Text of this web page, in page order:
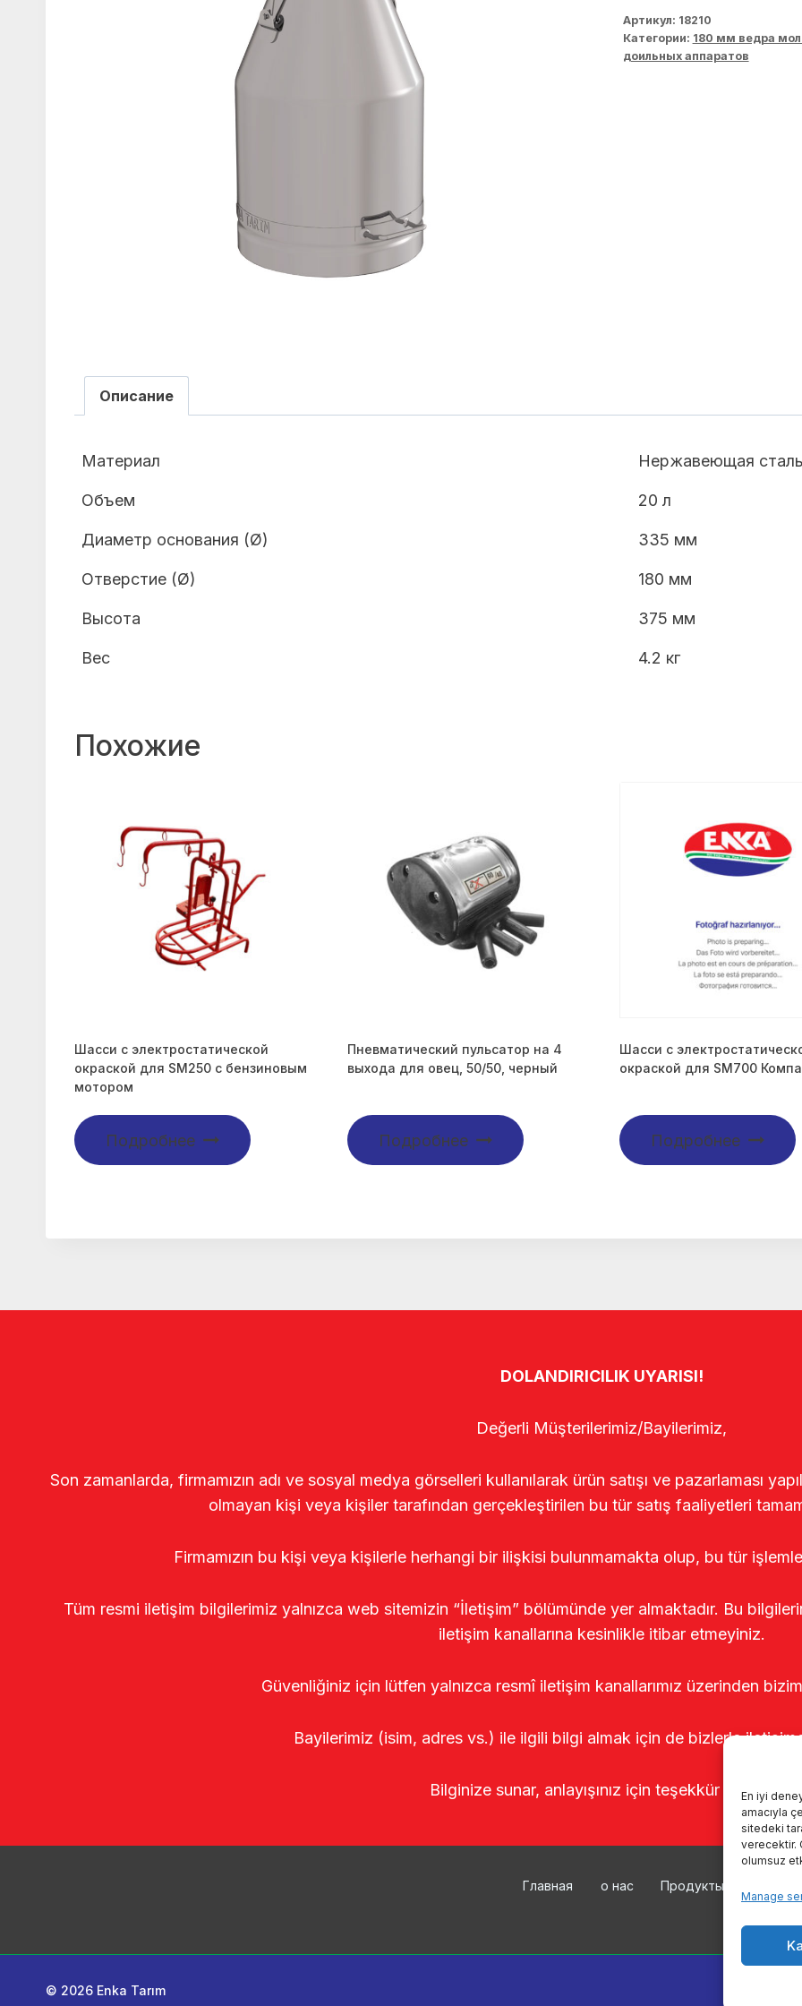
En iyi
amacıyla
sitedeki
verecektir.
olumsuz
Manage
Артикул: 18210
Категории: 180 мм ведра
доильных аппаратов
Описание
Материал Нержавеющая
Объем 20 л
Диаметр основания (Ø) 335 мм
Отверстие (Ø) 180 мм
Высота 375 мм
Вес 4.2 кг
Похожие
Шасси с электростатической
окраской для SM250 с бензиновым
мотором
Подробнее
Пневматический пульсатор на 4
выхода для овец, 50/50, черный
Подробнее
Шасси с
окраской для SM700
Подробнее
DOLANDIRICILIK UYARISI!
Değerli Müşterilerimiz/Bayilerimiz,
Son zamanlarda, firmamızın adı ve sosyal medya görselleri kullanılarak ürün satışı ve pazarlaması
olmayan kişi veya kişiler tarafından gerçekleştirilen bu tür satış faaliyetleri
Firmamızın bu kişi veya kişilerle herhangi bir ilişkisi bulunmamakta olup, bu tür
Tüm resmi iletişim bilgilerimiz yalnızca web sitemizin “İletişim” bölümünde yer almaktadır. Bu
iletişim kanallarına kesinlikle itibar etmeyiniz.
Güvenliğiniz için lütfen yalnızca resmî iletişim kanallarımız üzerinden
Bayilerimiz (isim, adres vs.) ile ilgili bilgi almak için de bizlerle
Bilginize sunar, anlayışınız için teşekkür ederiz.
Главная о нас Продукты
© 2026 Enka Tarım